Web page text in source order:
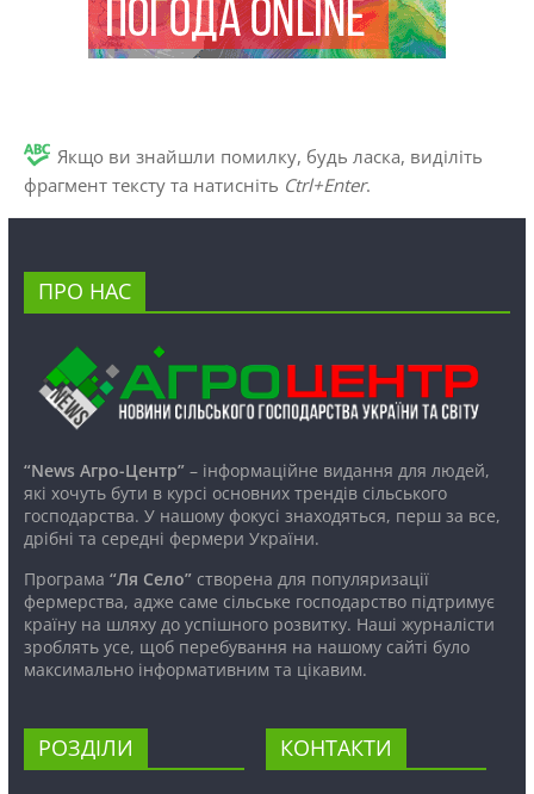
Якщо ви знайшли помилку, будь ласка, виділіть
фрагмент тексту та натисніть Ctrl+Enter.
ПРО НАС
“News Агро-Центр”– інформаційне видання для людей,
які хочуть бути в курсі основних трендів сільського
господарства. У нашому фокусі знаходяться, перш за все,
дрібні та середні фермери України.
Програма “Ля Село”створена для популяризації
фермерства, адже саме сільське господарство підтримує
країну на шляху до успішного розвитку. Наші журналісти
зроблять усе, щоб перебування на нашому сайті було
максимально інформативним та цікавим.
РОЗДІЛИ КОНТАКТИ